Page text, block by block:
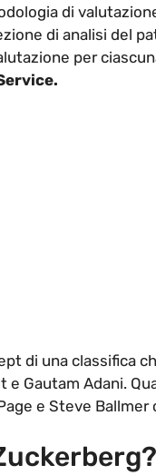
di
di analisi del
per
di una classifica
e Gautam Adani.
e Steve